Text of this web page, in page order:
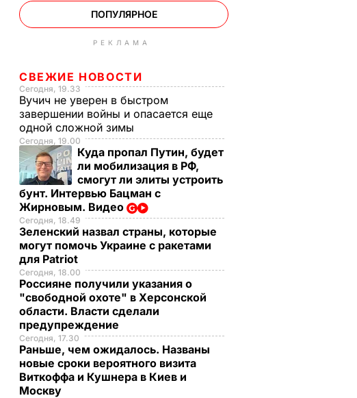
ПОПУЛЯРНОЕ
РЕКЛАМА
СВЕЖИЕ НОВОСТИ
Сегодня, 19.33
Вучич не уверен в быстром
завершении войны и опасается еще
одной сложной зимы
Сегодня, 19.00
Куда пропал Путин, будет
ли мобилизация в РФ,
смогут ли элиты устроить
бунт. Интервью Бацман с
Жирновым. Видео
Сегодня, 18.49
Зеленский назвал страны, которые
могут помочь Украине с ракетами
для Patriot
Сегодня, 18.00
Россияне получили указания о
"свободной охоте" в Херсонской
области. Власти сделали
предупреждение
Сегодня, 17.30
Раньше, чем ожидалось. Названы
новые сроки вероятного визита
Виткоффа и Кушнера в Киев и
Москву